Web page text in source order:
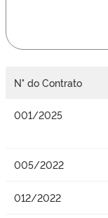
N° do Contrato
001/2025
005/2022
012/2022